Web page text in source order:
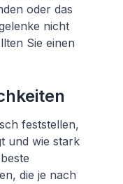
oder das
nicht
Sie einen
feststellen,
und wie stark
die je nach